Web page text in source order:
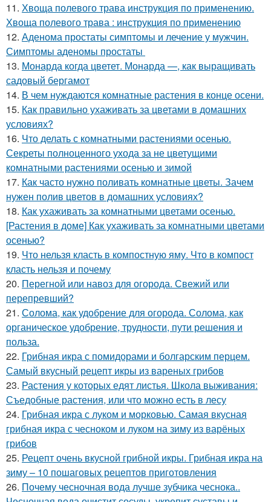
11. Хвоща полевого трава инструкция по применению.
Хвоща полевого трава : инструкция по применению
12. Аденома простаты симптомы и лечение у мужчин.
Симптомы аденомы простаты
13. Монарда когда цветет. Монарда —, как выращивать
садовый бергамот
14. В чем нуждаются комнатные растения в конце осени.
15. Как правильно ухаживать за цветами в домашних
условиях?
16. Что делать с комнатными растениями осенью.
Секреты полноценного ухода за не цветущими
комнатными растениями осенью и зимой
17. Как часто нужно поливать комнатные цветы. Зачем
нужен полив цветов в домашних условиях?
18. Как ухаживать за комнатными цветами осенью.
[Растения в доме] Как ухаживать за комнатными цветами
осенью?
19. Что нельзя класть в компостную яму. Что в компост
класть нельзя и почему
20. Перегной или навоз для огорода. Свежий или
перепревший?
21. Солома, как удобрение для огорода. Солома, как
органическое удобрение, трудности, пути решения и
польза.
22. Грибная икра с помидорами и болгарским перцем.
Самый вкусный рецепт икры из вареных грибов
23. Растения у которых едят листья. Школа выживания:
Съедобные растения, или что можно есть в лесу
24. Грибная икра с луком и морковью. Самая вкусная
грибная икра с чесноком и луком на зиму из варёных
грибов
25. Рецепт очень вкусной грибной икры. Грибная икра на
зиму – 10 пошаговых рецептов приготовления
26. Почему чесночная вода лучше зубчика чеснока..